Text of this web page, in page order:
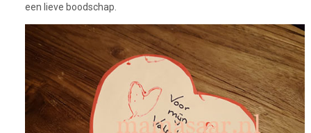
een lieve boodschap.